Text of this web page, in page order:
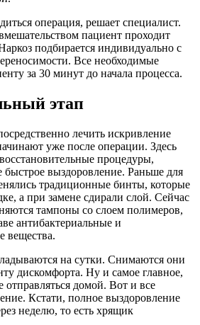
операция, решает специалист.
пациент проходит
подбирается индивидуально с
Все необходимые
за 30 минут до начала процесса.
этап
лечить искривление
уже после операции. Здесь
процедуры,
быстрое выздоровление. Раньше для
традиционные бинты, которые
а при замене сдирали слой. Сейчас
тампоны со слоем полимеров,
антибактериальные и
вещества.
на сутки. Снимаются они
дискомфорта. Ну и самое главное,
отправляться домой. Вот и все
Кстати, полное выздоровление
неделю, то есть хрящик